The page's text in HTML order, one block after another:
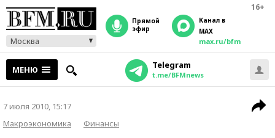
16+
Москва
прямой
эфир
Канал в
MAX
max.ru/bfm
МЕНЮ Telegram
t.me/BFMnews
7 июля 2010, 15:17
Макроэкономика
Финансы